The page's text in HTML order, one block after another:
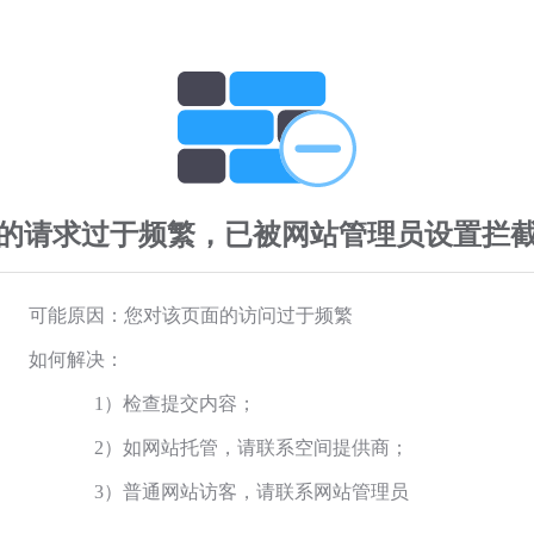
请求过于频繁，已被网站管理员设置拦
可能原因：您对该页面的访问过于频繁
如何解决：
1）检查提交内容；
2）如网站托管，请联系空间提供商；
3）普通网站访客，请联系网站管理员